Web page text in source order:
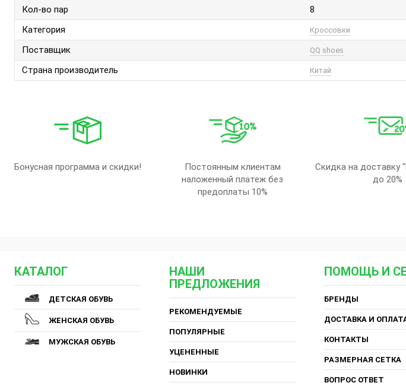
Кол-во пар
8
Категория
Кроссовки
Поставщик QQ shoes
Страна производитель Китай
Бонусная программа и скидки!
Постоянным клиентам
наложенный платеж без
предоплаты 10%
Скидка на доставку
до 20%
КАТАЛОГ
ДЕТСКАЯ ОБУВЬ
ЖЕНСКАЯ ОБУВЬ
МУЖСКАЯ ОБУВЬ
НАШИ
ПРЕДЛОЖЕНИЯ
РЕКОМЕНДУЕМЫЕ
ПОПУЛЯРНЫЕ
УЦЕНЕННЫЕ
НОВИНКИ
ПОМОЩЬ И
БРЕНДЫ
ДОСТАВКА И
КОНТАКТЫ
РАЗМЕРНАЯ СЕТКА
ВОПРОС ОТВЕТ